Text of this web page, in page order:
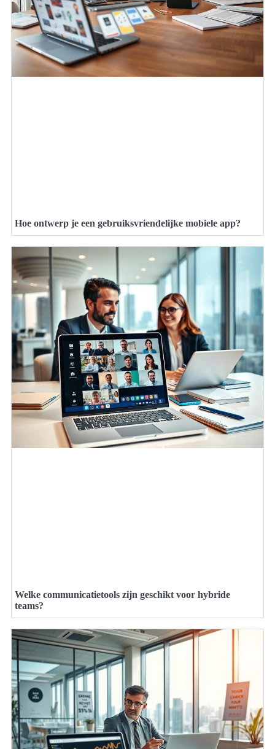
Hoe ontwerp je een gebruiksvriendelijke mobiele app?
Welke communicatietools zijn geschikt voor hybride
teams?